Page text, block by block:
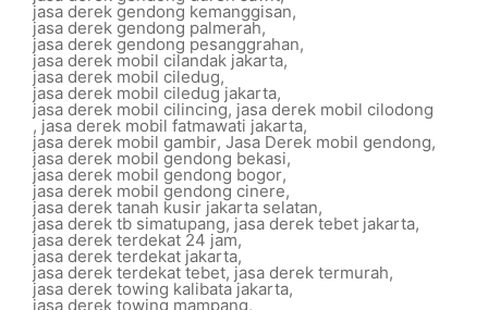
jasa derek gendong kemanggisan,
jasa derek gendong palmerah,
jasa derek gendong pesanggrahan,
jasa derek mobil cilandak jakarta,
jasa derek mobil ciledug,
jasa derek mobil ciledug jakarta,
jasa derek mobil cilincing, jasa derek mobil cilodong
, jasa derek mobil fatmawati jakarta,
jasa derek mobil gambir, Jasa Derek mobil gendong,
jasa derek mobil gendong bekasi,
jasa derek mobil gendong bogor,
jasa derek mobil gendong cinere,
jasa derek tanah kusir jakarta selatan,
jasa derek tb simatupang, jasa derek tebet jakarta,
jasa derek terdekat 24 jam,
jasa derek terdekat jakarta,
jasa derek terdekat tebet, jasa derek termurah,
jasa derek towing kalibata jakarta,
jasa derek towing mampang,